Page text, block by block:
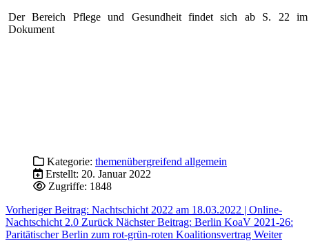
Der Bereich Pflege und Gesundheit findet sich ab S. 22 im
Dokument
Kategorie: themenübergreifend allgemein
Erstellt: 20. Januar 2022
Zugriffe: 1848
Vorheriger Beitrag: Nachtschicht 2022 am 18.03.2022 | Online-
Nachtschicht 2.0 Zurück Nächster Beitrag: Berlin KoaV 2021-26:
Paritätischer Berlin zum rot-grün-roten Koalitionsvertrag Weiter